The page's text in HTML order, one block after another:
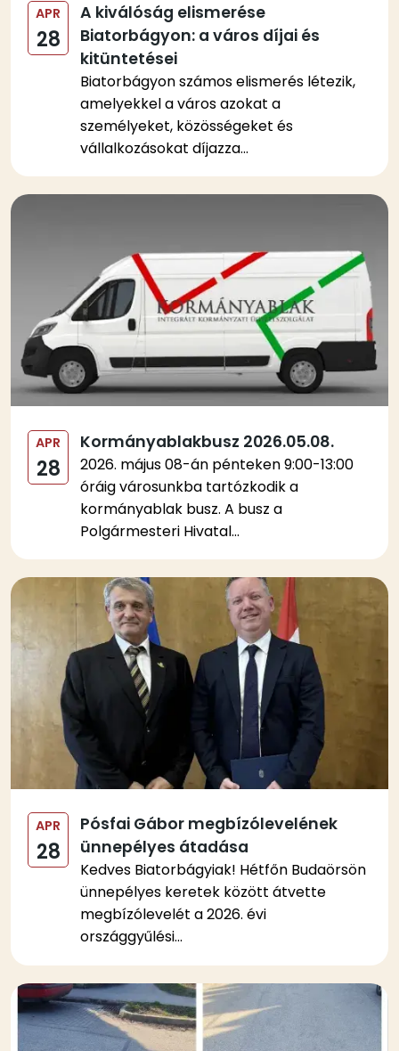
APR
28
A kiválóság elismerése
Biatorbágyon: a város díjai és
kitüntetései
Biatorbágyon számos elismerés létezik,
amelyekkel a város azokat a
személyeket, közösségeket és
vállalkozásokat díjazza...
Kép
APR
28
Kormányablakbusz 2026.05.08.
2026. május 08-án pénteken 9:00-13:00
óráig városunkba tartózkodik a
kormányablak busz. A busz a
Polgármesteri Hivatal...
Kép
APR
28
Pósfai Gábor megbízólevelének
ünnepélyes átadása
Kedves Biatorbágyiak! Hétfőn Budaörsön
ünnepélyes keretek között átvette
megbízólevelét a 2026. évi
országgyűlési...
Kép